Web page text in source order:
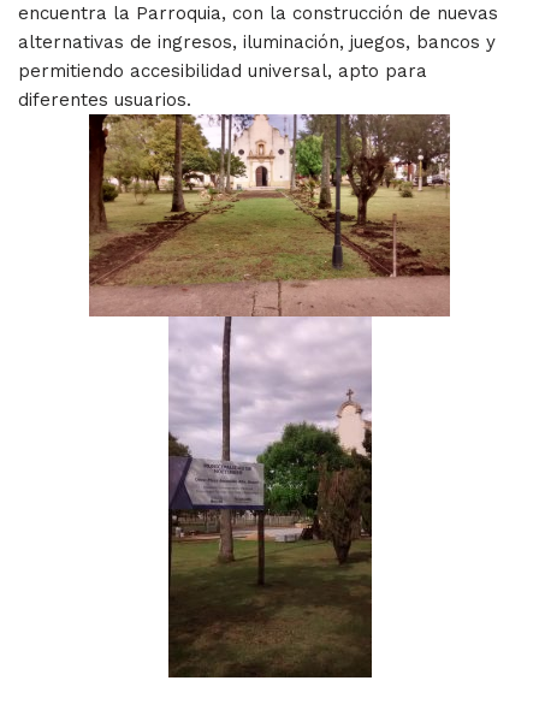
encuentra la Parroquia, con la construcción de nuevas
alternativas de ingresos, iluminación, juegos, bancos y
permitiendo accesibilidad universal, apto para
diferentes usuarios.